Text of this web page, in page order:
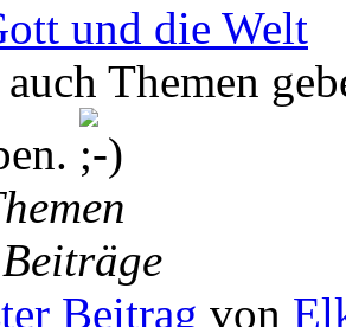
und die Welt
Themen
Beiträge
Beitrag von